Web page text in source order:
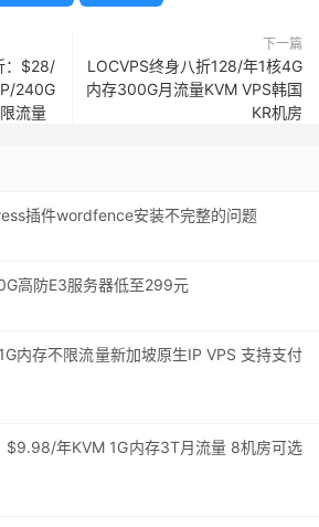
：$28/
240G
流量
下一篇
LOCVPS终身八折128/年1核4G
内存300G月流量KVM VPS韩国
KR机房
插件wordfence安装不完整的问题
高防E3服务器低至299元
内存不限流量新加坡原生IP VPS 支持支付
$9.98/年KVM 1G内存3T月流量 8机房可选